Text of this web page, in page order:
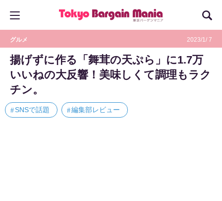
グルメ 2023/1/ 7
揚げずに作る「舞茸の天ぷら」に1.7万
いいねの大反響！美味しくて調理もラク
チン。
SNSで話題 編集部レビュー